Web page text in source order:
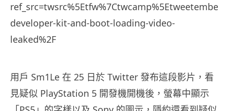
developer-kit-and-boot-loading-video-
leaked%2F
用戶 Sm1Le 在 25 日於 Twitter 發布這段影片，看
見疑似 PlayStation 5 開發機開機後，螢幕中顯示